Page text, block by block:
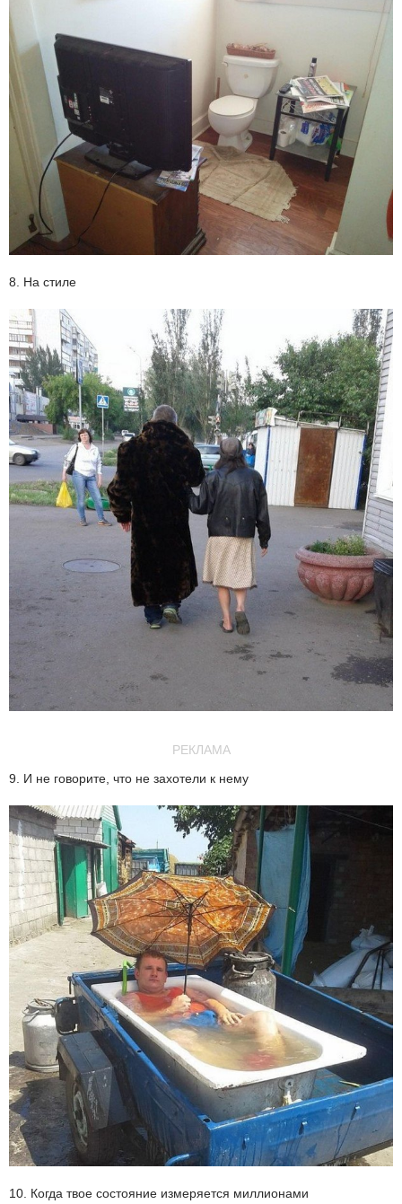
8. На стиле
РЕКЛАМА
9. И не говорите, что не захотели к нему
10. Когда твое состояние измеряется миллионами